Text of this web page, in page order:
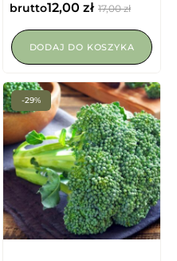
17,00zł
12,00 zł
brutto
DODAJ DO KOSZYKA
-29%